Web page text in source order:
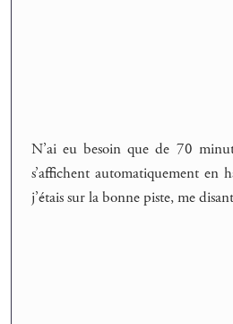
N’ai eu besoin que de 70
s’affichent automatiquement en
j’étais sur la bonne piste, me